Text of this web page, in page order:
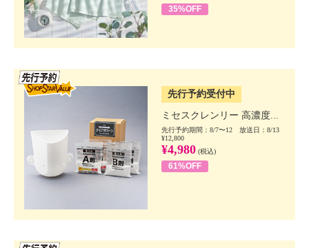
35%OFF
先行予約受付中
ミセスクレンリー 高濃度...
先行予約期間：8/7〜12 放送日：8/13
¥12,800
¥4,980 (税込)
61%OFF